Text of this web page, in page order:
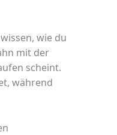
wie du
mit der
scheint.
während